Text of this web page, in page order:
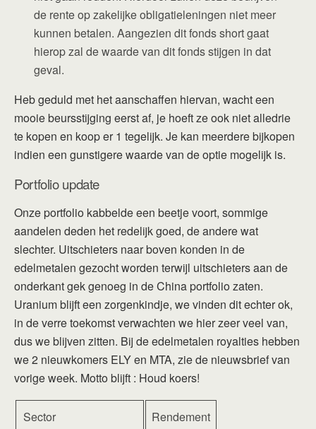
de rente op zakelijke obligatieleningen niet meer
kunnen betalen. Aangezien dit fonds short gaat
hierop zal de waarde van dit fonds stijgen in dat
geval.
Heb geduld met het aanschaffen hiervan, wacht een
mooie beursstijging eerst af, je hoeft ze ook niet alledrie
te kopen en koop er 1 tegelijk. Je kan meerdere bijkopen
indien een gunstigere waarde van de optie mogelijk is.
Portfolio update
Onze portfolio kabbelde een beetje voort, sommige
aandelen deden het redelijk goed, de andere wat
slechter. Uitschieters naar boven konden in de
edelmetalen gezocht worden terwijl uitschieters aan de
onderkant gek genoeg in de China portfolio zaten.
Uranium blijft een zorgenkindje, we vinden dit echter ok,
in de verre toekomst verwachten we hier zeer veel van,
dus we blijven zitten. Bij de edelmetalen royalties hebben
we 2 nieuwkomers ELY en MTA, zie de nieuwsbrief van
vorige week. Motto blijft : Houd koers!
Sector Rendement